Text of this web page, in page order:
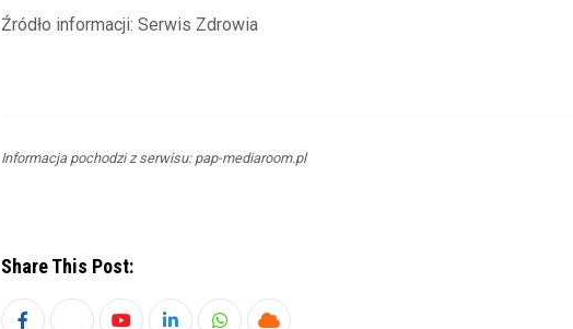
Źródło informacji: Serwis Zdrowia
Informacja pochodzi z serwisu: pap-mediaroom.pl
Share This Post: